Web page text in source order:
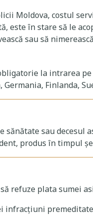
Moldova, costul
este în stare să le
sau să
la intrarea
Finlanda,
sănătate sau
produs în timpul
refuze plata sumei
infracţiuni